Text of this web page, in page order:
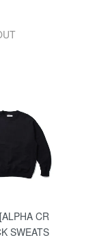
CR
SWEATS